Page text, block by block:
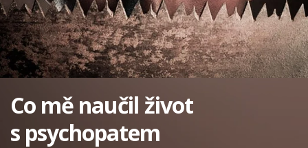
Co mě naučil život
s psychopatem